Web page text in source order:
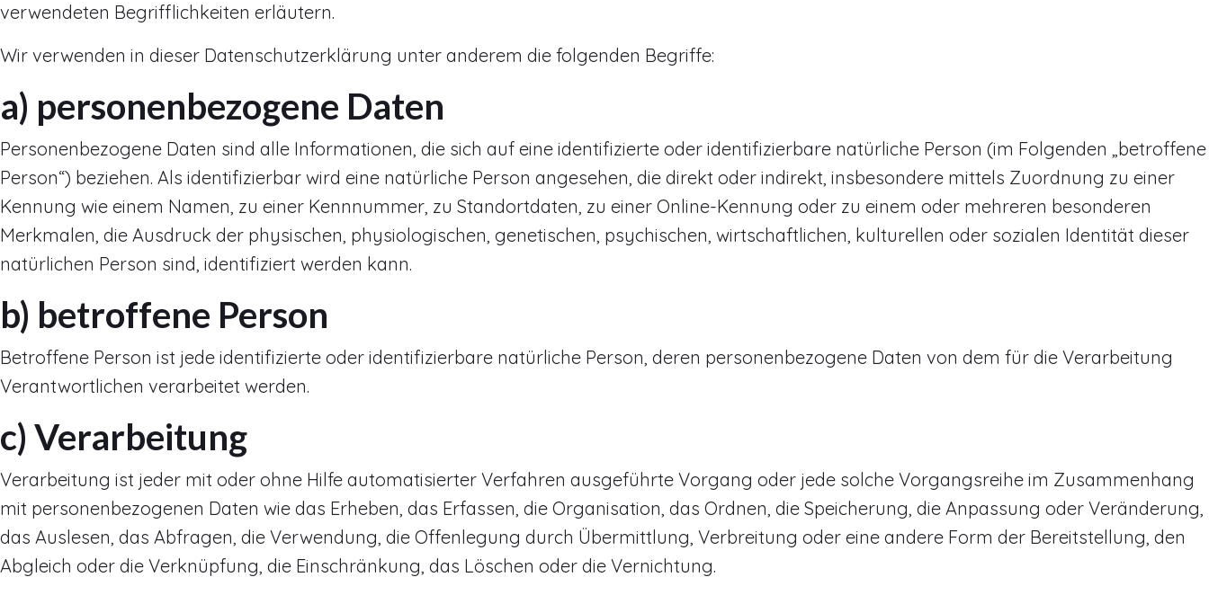
verwendeten Begrifflichkeiten erläutern.
Wir verwenden in dieser Datenschutzerklärung unter anderem die folgenden Begriffe:
a) personenbezogene Daten
Personenbezogene Daten sind alle Informationen, die sich auf eine identifizierte oder identifizierbare natürliche Person (im Folgenden „betroffene
Person“) beziehen. Als identifizierbar wird eine natürliche Person angesehen, die direkt oder indirekt, insbesondere mittels Zuordnung zu einer
Kennung wie einem Namen, zu einer Kennnummer, zu Standortdaten, zu einer Online-Kennung oder zu einem oder mehreren besonderen
Merkmalen, die Ausdruck der physischen, physiologischen, genetischen, psychischen, wirtschaftlichen, kulturellen oder sozialen Identität dieser
natürlichen Person sind, identifiziert werden kann.
b) betroffene Person
Betroffene Person ist jede identifizierte oder identifizierbare natürliche Person, deren personenbezogene Daten von dem für die Verarbeitung
Verantwortlichen verarbeitet werden.
c) Verarbeitung
Verarbeitung ist jeder mit oder ohne Hilfe automatisierter Verfahren ausgeführte Vorgang oder jede solche Vorgangsreihe im Zusammenhang
mit personenbezogenen Daten wie das Erheben, das Erfassen, die Organisation, das Ordnen, die Speicherung, die Anpassung oder Veränderung,
das Auslesen, das Abfragen, die Verwendung, die Offenlegung durch Übermittlung, Verbreitung oder eine andere Form der Bereitstellung, den
Abgleich oder die Verknüpfung, die Einschränkung, das Löschen oder die Vernichtung.